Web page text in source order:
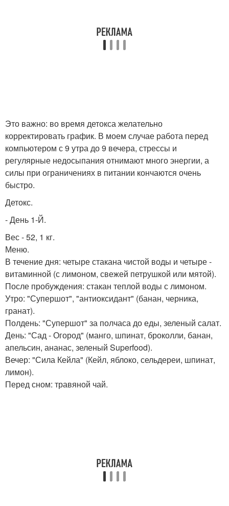
Это важно: во время детокса желательно
корректировать график. В моем случае работа перед
компьютером с 9 утра до 9 вечера, стрессы и
регулярные недосыпания отнимают много энергии, а
силы при ограничениях в питании кончаются очень
быстро.
Детокс.
- День 1-Й.
Вес - 52, 1 кг.
Меню.
В течение дня: четыре стакана чистой воды и четыре -
витаминной (с лимоном, свежей петрушкой или мятой).
После пробуждения: стакан теплой воды с лимоном.
Утро: "Супершот", "антиоксидант" (банан, черника,
гранат).
Полдень: "Супершот" за полчаса до еды, зеленый салат.
День: "Сад - Огород" (манго, шпинат, броколли, банан,
апельсин, ананас, зеленый Superfood).
Вечер: "Сила Кейла" (Кейл, яблоко, сельдереи, шпинат,
лимон).
Перед сном: травяной чай.